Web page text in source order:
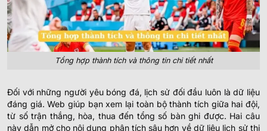
Tổng hợp thành tích và thông tin chi tiết nhất
Đối với những người yêu bóng đá, lịch sử đối đầu luôn là dữ liệu
đáng giá. Web giúp bạn xem lại toàn bộ thành tích giữa hai đội,
từ số trận thắng, hòa, thua đến tổng số bàn ghi được. Hai câu
này dẫn mở cho nội dung phân tích sâu hơn về dữ liệu lịch sử thi